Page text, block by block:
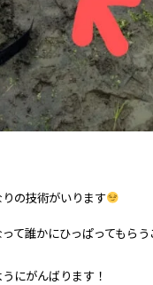
の技術がいります
て誰かにひっぱってもら
にがんばります！